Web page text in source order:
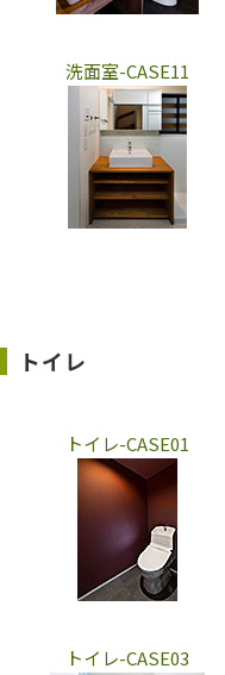
洗面室-CASE11
トイレ
トイレ-CASE01
トイレ-CASE03